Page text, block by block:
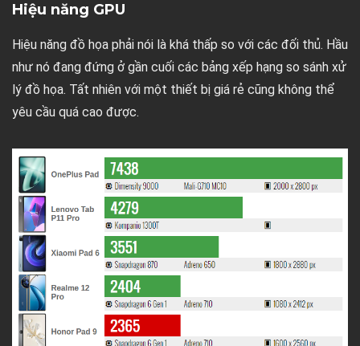
Hiệu năng GPU
Hiệu năng đồ họa phải nói là khá thấp so với các đối thủ. Hầu
như nó đang đứng ở gần cuối các bảng xếp hạng so sánh xử
lý đồ họa. Tất nhiên với một thiết bị giá rẻ cũng không thể
yêu cầu quá cao được.